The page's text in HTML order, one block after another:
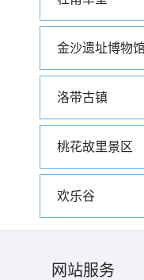
金沙遗址博物馆
洛带古镇
桃花故里景区
欢乐谷
网站服务